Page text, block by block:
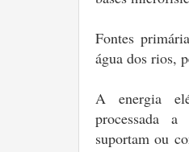
Fontes
água dos rios,
A energia
processada
suportam ou